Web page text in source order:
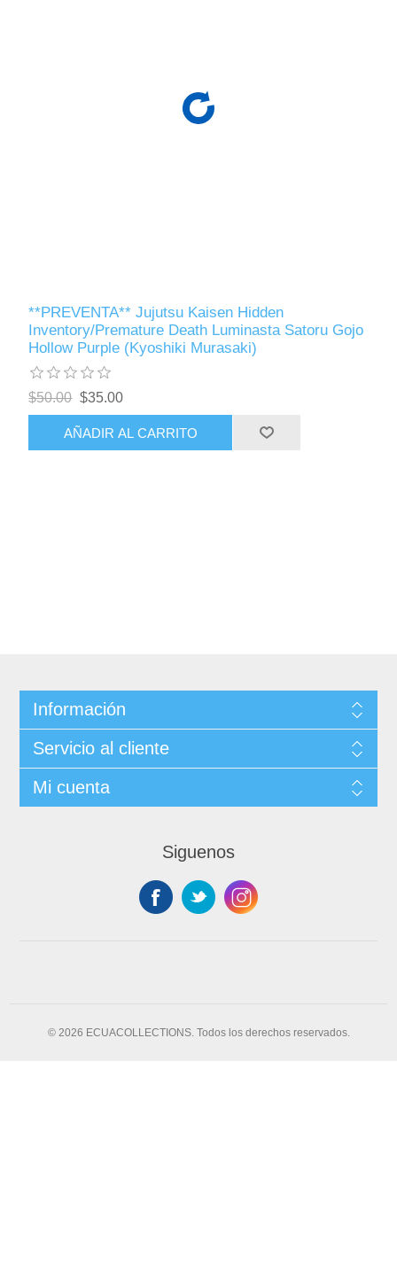
**PREVENTA** Jujutsu Kaisen Hidden
Inventory/Premature Death Luminasta Satoru Gojo
Hollow Purple (Kyoshiki Murasaki)
$50.00 $35.00
AÑADIR AL CARRITO
Información
Servicio al cliente
Mi cuenta
Siguenos
© 2026 ECUACOLLECTIONS. Todos los derechos reservados.